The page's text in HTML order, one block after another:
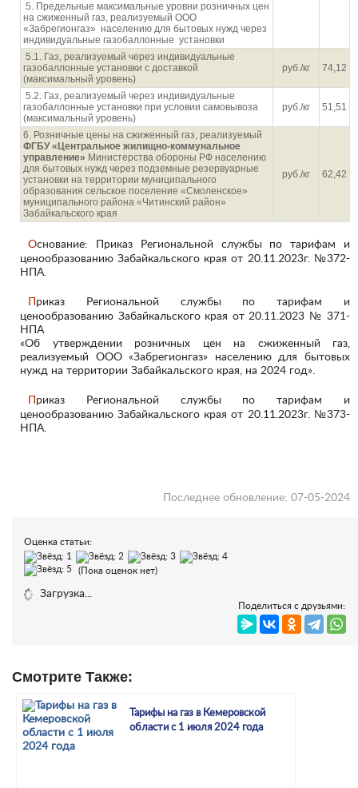
5. Предельные максимальные уровни розничных цен
на сжиженный газ, реализуемый ООО
«Забрегионгаз» населению для бытовых нужд через
индивидуальные газобаллонные установки
5.1. Газ, реализуемый через индивидуальные
газобаллонные установки с доставкой
(максимальный уровень)
руб./кг 74,12
5.2. Газ, реализуемый через индивидуальные
газобаллонные установки при условии самовывоза
(максимальный уровень)
руб./кг 51,51
6. Розничные цены на сжиженный газ, реализуемый
ФГБУ «Центральное жилищно-коммунальное
управление» Министерства обороны РФ населению
для бытовых нужд через подземные резервуарные
установки на территории муниципального
образования сельское поселение «Смоленское»
муниципального района «Читинский район»
Забайкальского края
руб./кг 62,42
Основание: Приказ Региональной службы по тарифам и
ценообразованию Забайкальского края от 20.11.2023г. №372-
НПА.
ценообразованию Забайкальского края от 20.11.2023 № 371-
НПА
«Об утверждении розничных цен на сжиженный газ,
реализуемый ООО «Забрегионгаз» населению для бытовых
нужд на территории Забайкальского края, на 2024 год».
ценообразованию Забайкальского края от 20.11.2023г. №373-
НПА.
Последнее обновление: 07-05-2024
Оценка статьи:
(Пока оценок нет)
Загрузка...
Поделиться с друзьями:
Смотрите Также:
Тарифы на газ в Кемеровской
области с 1 июля 2024 года